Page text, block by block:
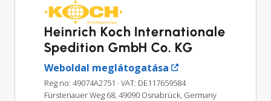
Heinrich Koch Internationale
Spedition GmbH Co. KG
Weboldal meglátogatása
Reg no: 49074A2751 · VAT: DE117659584
Fürstenauer Weg 68, 49090 Osnabrück, Germany